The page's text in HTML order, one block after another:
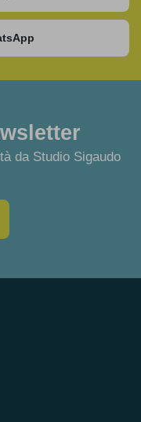
da Studio Sigaudo